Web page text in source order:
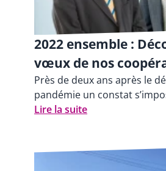
2022 ensemble :
vœux de nos
Près de deux ans après le
pandémie un constat
Lire la suite